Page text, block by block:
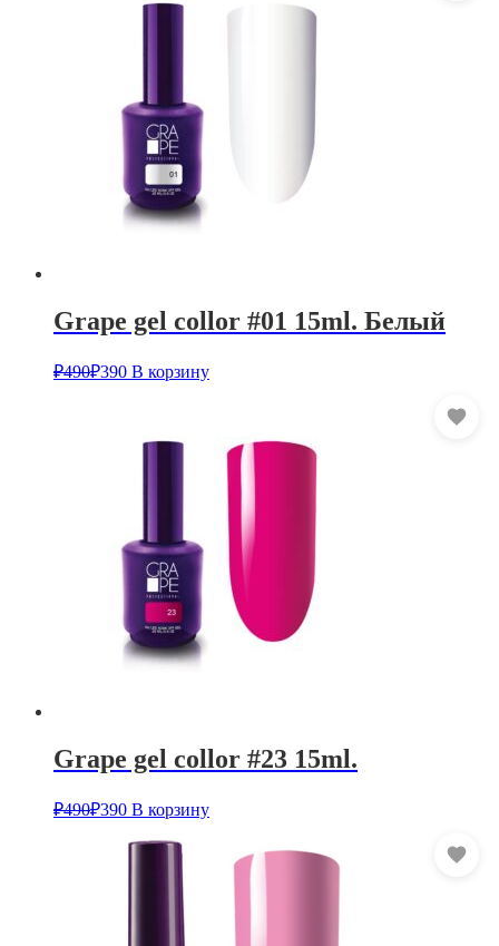
Grape gel collor #01 15ml. Белый
₽490₽390 В корзину
Grape gel collor #23 15ml.
₽490₽390 В корзину